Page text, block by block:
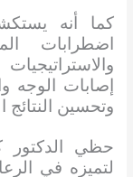
كما أنه
إصابات الوجه
وتحسين النتائج
حظي الدكتور
لتميزه في